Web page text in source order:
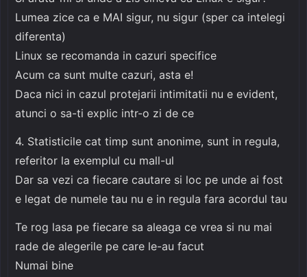
Lumea zice ca e MAI sigur, nu sigur (sper ca intelegi
diferenta)
Linux se recomanda in cazuri specifice
Acum ca sunt multe cazuri, asta e!
Daca nici in cazul protejarii intimitatii nu e evident,
atunci o sa-ti explic intr-o zi de ce
4. Statisticile cat timp sunt anonime, sunt in regula,
referitor la exemplul cu mall-ul
Dar sa vezi ca fiecare cautare si loc pe unde ai fost
e legat de numele tau nu e in regula fara acordul tau
Te rog lasa pe fiecare sa aleaga ce vrea si nu mai
rade de alegerile pe care le-au facut
Numai bine